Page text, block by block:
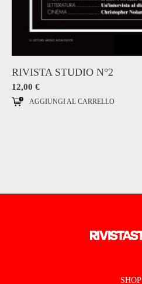
RIVISTA STUDIO N°2
12,00 €
AGGIUNGI AL CARRELLO
SHOP